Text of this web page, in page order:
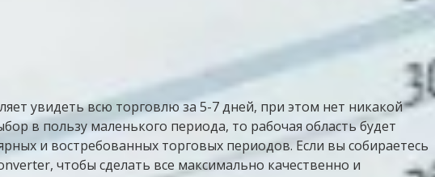
увидеть всю торговлю за 5-7 дней, при этом нет никакой
в пользу маленького периода, то рабочая область будет
и востребованных торговых периодов. Если вы собираетесь
чтобы сделать все максимально качественно и